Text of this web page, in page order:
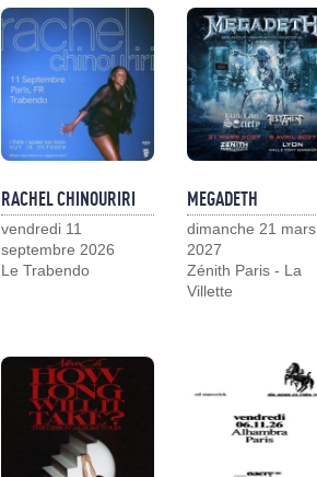
RACHEL CHINOURIRI
vendredi 11
septembre 2026
Le Trabendo
MEGADETH
dimanche 21 mars
2027
Zénith Paris - La
Villette